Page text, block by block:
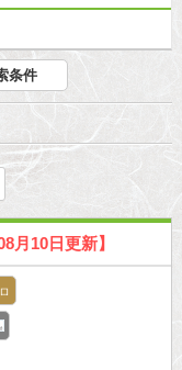
条件
08月10日更新】